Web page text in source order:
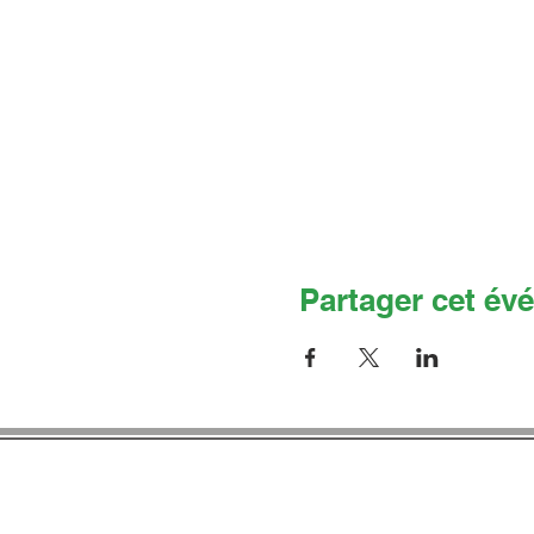
Partager cet